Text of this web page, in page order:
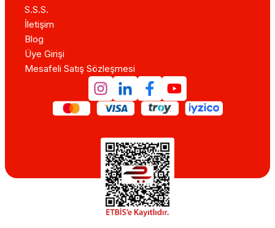
S.S.S.
İletişim
Blog
Üye Girişi
Mesafeli Satış Sözleşmesi